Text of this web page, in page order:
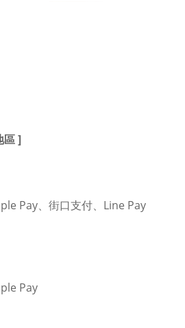
區 ]
Pay、街口支付、Line Pay
Pay